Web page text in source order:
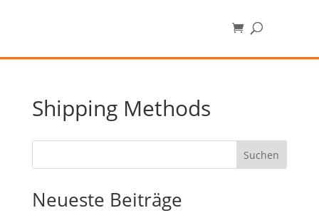
Shipping Methods
Suchen
Neueste Beiträge